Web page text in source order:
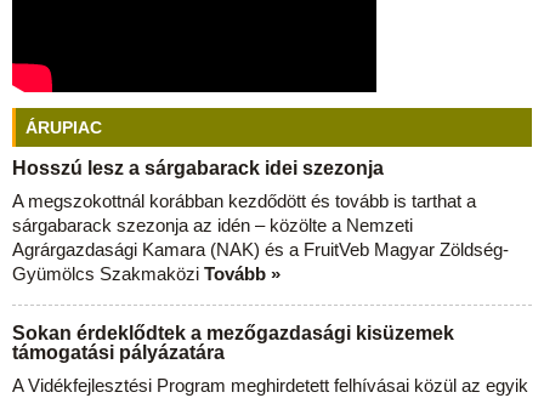
ÁRUPIAC
Hosszú lesz a sárgabarack idei szezonja
A megszokottnál korábban kezdődött és tovább is tarthat a
sárgabarack szezonja az idén – közölte a Nemzeti
Agrárgazdasági Kamara (NAK) és a FruitVeb Magyar Zöldség-
Gyümölcs Szakmaközi Tovább »
Sokan érdeklődtek a mezőgazdasági kisüzemek
támogatási pályázatára
A Vidékfejlesztési Program meghirdetett felhívásai közül az egyik